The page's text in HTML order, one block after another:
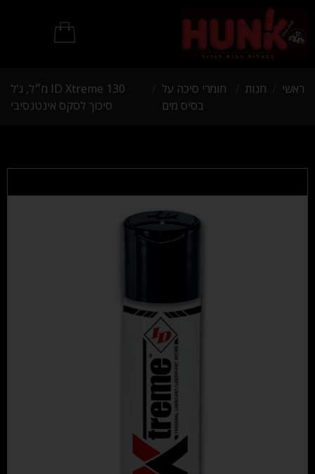
ראשי חנות
חומרי סיכה על
בסיס מים
ID Xtreme 130 מ״ל, ג'ל
סיכוך לסקס אינטנסיבי